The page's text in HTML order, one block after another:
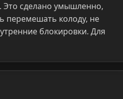
Это сделано умышленно,
перемешать колоду, не
блокировки. Для